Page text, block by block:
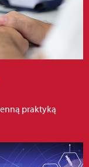
praktyką